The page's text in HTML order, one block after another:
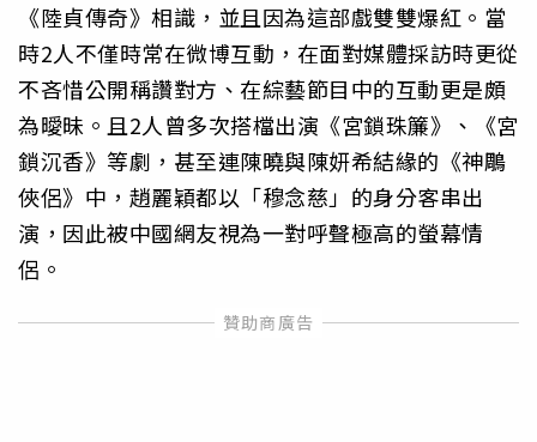
《陸貞傳奇》相識，並且因為這部戲雙雙爆紅。當
時2人不僅時常在微博互動，在面對媒體採訪時更從
不吝惜公開稱讚對方、在綜藝節目中的互動更是頗
為曖昧。且2人曾多次搭檔出演《宮鎖珠簾》、《宮
鎖沉香》等劇，甚至連陳曉與陳妍希結緣的《神鵰
俠侶》中，趙麗穎都以「穆念慈」的身分客串出
演，因此被中國網友視為一對呼聲極高的螢幕情
侶。